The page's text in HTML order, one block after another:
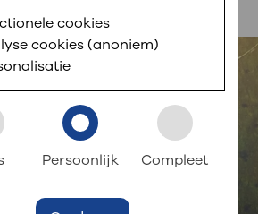
cookies
cookies (anoniem)
Persoonlijk Compleet